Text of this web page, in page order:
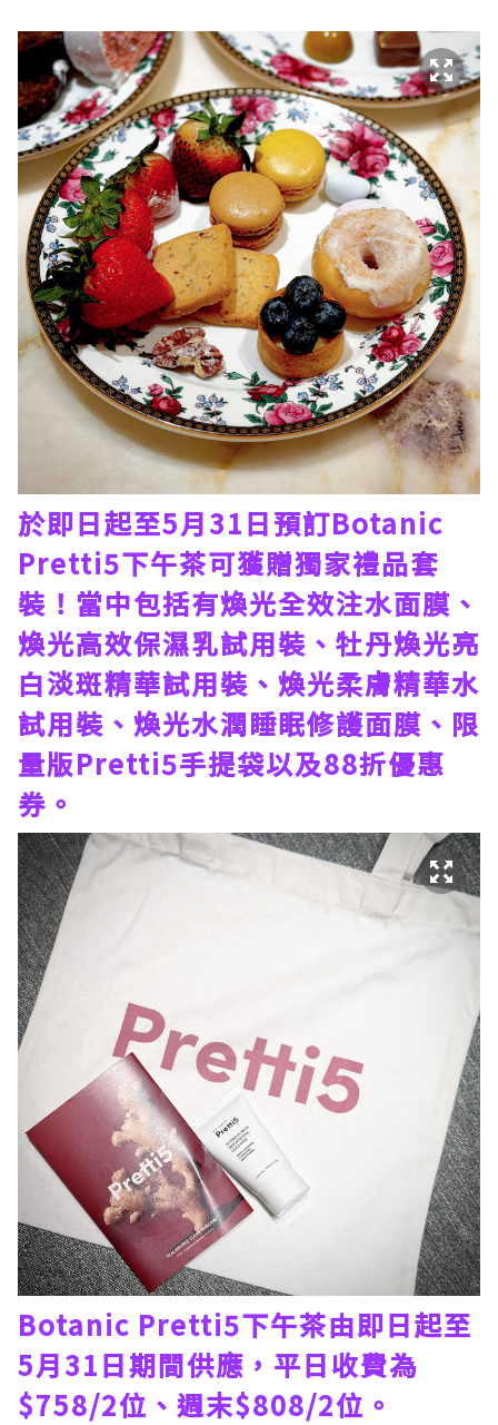
於即日起至5月31日預訂Botanic
Pretti5下午茶可獲贈獨家禮品套
裝！當中包括有煥光全效注水面膜、
煥光高效保濕乳試用裝、牡丹煥光亮
白淡斑精華試用裝、煥光柔膚精華水
試用裝、煥光水潤睡眠修護面膜、限
量版Pretti5手提袋以及88折優惠
券。
Botanic Pretti5下午茶由即日起至
5月31日期間供應，平日收費為
$758/2位、週末$808/2位。